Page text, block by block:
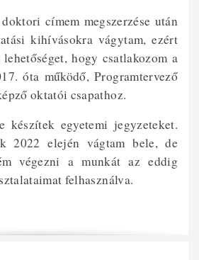
kihívásokra vágytam, ezért
hogy csatlakozom a
óta működő, Programtervező
oktatói csapathoz.
2022 elején vágtam bele, de
végezni a munkát az eddig
felhasználva.